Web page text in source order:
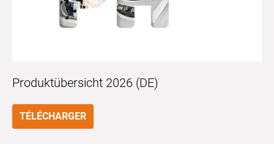
Produktübersicht 2026 (DE)
TÉLÉCHARGER